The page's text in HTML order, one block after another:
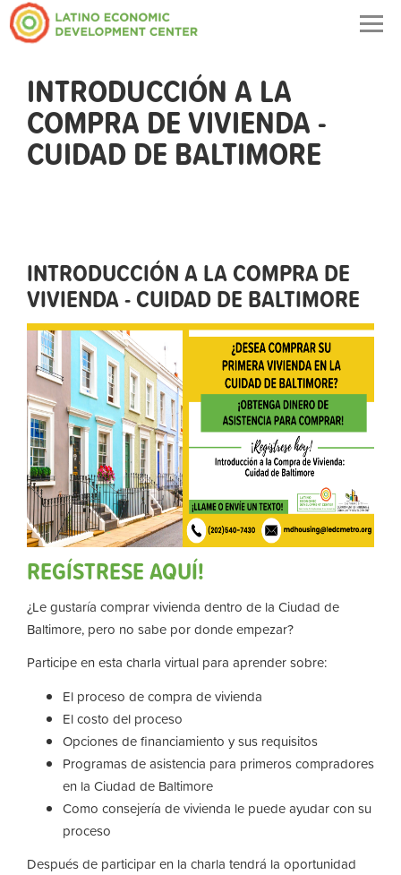
INTRODUCCIÓN A LA
COMPRA DE VIVIENDA -
CUIDAD DE BALTIMORE
INTRODUCCIÓN A LA COMPRA DE
VIVIENDA - CUIDAD DE BALTIMORE
REGÍSTRESE AQUÍ!
¿Le gustaría comprar vivienda dentro de la Ciudad de
Baltimore, pero no sabe por donde empezar?
Participe en esta charla virtual para aprender sobre:
El proceso de compra de vivienda
El costo del proceso
Opciones de financiamiento y sus requisitos
Programas de asistencia para primeros compradores
en la Ciudad de Baltimore
Como consejería de vivienda le puede ayudar con su
proceso
Después de participar en la charla tendrá la oportunidad